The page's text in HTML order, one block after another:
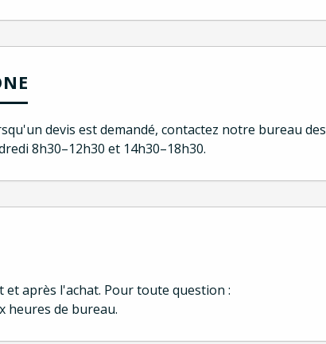
devis est demandé, contactez notre bureau des
8h30–12h30 et 14h30–18h30.
après l'achat. Pour toute question :
heures de bureau.